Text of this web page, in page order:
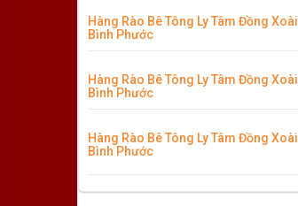
Hàng Rào Bê Tông Ly Tâm Đồng Xoài
Bình Phước
Hàng Rào Bê Tông Ly Tâm Đồng Xoài
Bình Phước
Hàng Rào Bê Tông Ly Tâm Đồng Xoài
Bình Phước